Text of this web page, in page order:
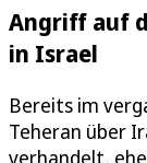
Angriff auf
in Israel
Bereits im
Teheran über